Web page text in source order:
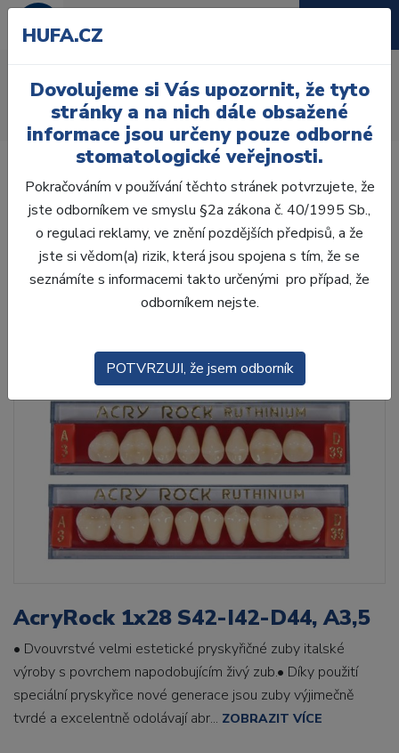
Úvod Zuby
AcryRock
AcryRock 1x28 S42-I42-D44, A3,5
AcryRock 1x28 S42-I42-D44, A3,5
• Dvouvrstvé velmi estetické pryskyřičné zuby italské
výroby s povrchem napodobujícím živý zub.• Díky použití
speciální pryskyřice nové generace jsou zuby výjimečně
tvrdé a excelentně odolávají abr... ZOBRAZIT VÍCE
HUFA.CZ
Dovolujeme si Vás upozornit, že tyto
stránky a na nich dále obsažené
informace jsou určeny pouze odborné
stomatologické veřejnosti.
Pokračováním v používání těchto stránek potvrzujete, že
jste odborníkem ve smyslu §2a zákona č. 40/1995 Sb.,
o regulaci reklamy, ve znění pozdějších předpisů, a že
jste si vědom(a) rizik, která jsou spojena s tím, že se
seznámíte s informacemi takto určenými pro případ, že
odborníkem nejste.
POTVRZUJI, že jsem odborník